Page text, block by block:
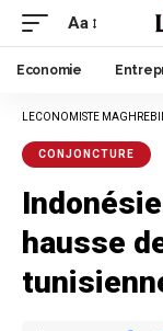
Aa
Economie
LECONOMISTE
CONJONCTURE
hausse